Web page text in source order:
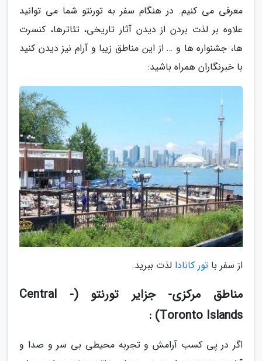
معرفی می کنیم. در هنگام سفر به تورنتو شما می توانید
علاوه بر لذت بردن از دیدن آثار تاریخی، تئاترها، کنسرت
ها، جشنواره ها و … از این مناطق زیبا و آرام نیز دیدن کنید
با خبرنگاران همراه باشید:
از سفر با تور کانادا لذت ببرید.
مناطق مرکزی- جزایر تورنتو (Central -
Toronto Islands) :
اگر در پی کسب آرامش و تجربه محیطی بی سر و صدا و